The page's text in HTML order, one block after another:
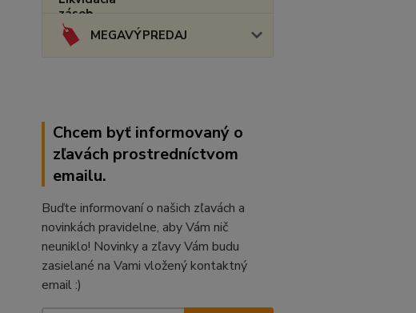
MEGAVÝPREDAJ
Chcem byť informovaný o
zľavách prostredníctvom
emailu.
Buďte informovaní o našich zľavách a
novinkách pravidelne, aby Vám nič
neuniklo! Novinky a zľavy Vám budu
zasielané na Vami vložený kontaktný
email :)